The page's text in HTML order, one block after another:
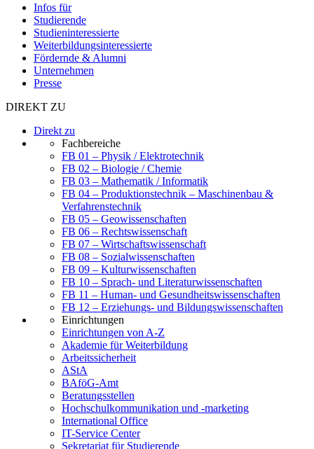
Infos für
Studierende
Studieninteressierte
Weiterbildungsinteressierte
Fördernde & Alumni
Unternehmen
Presse
DIREKT ZU
Direkt zu
Fachbereiche
FB 01 – Physik / Elektrotechnik
FB 02 – Biologie / Chemie
FB 03 – Mathematik / Informatik
FB 04 – Produktionstechnik – Maschinenbau &
Verfahrenstechnik
FB 05 – Geowissenschaften
FB 06 – Rechtswissenschaft
FB 07 – Wirtschaftswissenschaft
FB 08 – Sozialwissenschaften
FB 09 – Kulturwissenschaften
FB 10 – Sprach- und Literaturwissenschaften
FB 11 – Human- und Gesundheitswissenschaften
FB 12 – Erziehungs- und Bildungswissenschaften
Einrichtungen
Einrichtungen von A-Z
Akademie für Weiterbildung
Arbeitssicherheit
AStA
BAföG-Amt
Beratungsstellen
Hochschulkommunikation und -marketing
International Office
IT-Service Center
Sekretariat für Studierende